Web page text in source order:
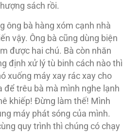
sách rồi.
ông bà hàng xóm cạnh nhà
vậy. Ông bà cũng dùng biện
được hai chú. Bà còn nhăn
định xử lý tù binh cách nào thì
xuống máy xay rác xay cho
để trêu bà mà mình nghe lạnh
khiếp! Đừng làm thế! Mình
máy phát sóng của mình.
quy trình thì chúng có chạy